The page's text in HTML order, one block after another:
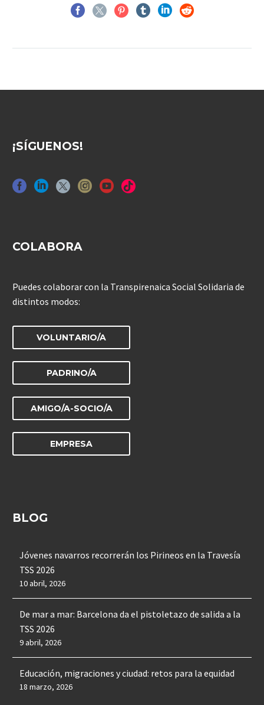
¡SÍGUENOS!
COLABORA
Puedes colaborar con la Transpirenaica Social Solidaria de
distintos modos:
VOLUNTARIO/A
PADRINO/A
AMIGO/A-SOCIO/A
EMPRESA
BLOG
Jóvenes navarros recorrerán los Pirineos en la Travesía
TSS 2026
10 abril, 2026
De mar a mar: Barcelona da el pistoletazo de salida a la
TSS 2026
9 abril, 2026
Educación, migraciones y ciudad: retos para la equidad
18 marzo, 2026